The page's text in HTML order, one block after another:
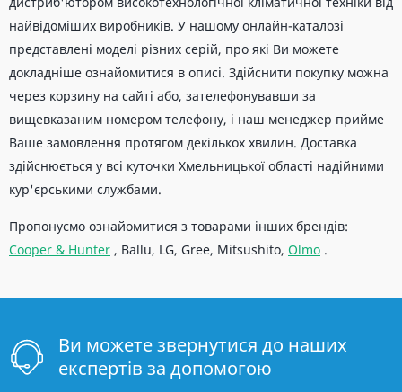
найвідоміших виробників. У нашому онлайн-каталозі
представлені моделі різних серій, про які Ви можете
докладніше ознайомитися в описі. Здійснити покупку можна
через корзину на сайті або, зателефонувавши за
вищевказаним номером телефону, і наш менеджер прийме
Ваше замовлення протягом декількох хвилин. Доставка
здійснюється у всі куточки Хмельницької області надійними
кур'єрськими службами.
Пропонуємо ознайомитися з товарами інших брендів:
Cooper & Hunter , Ballu, LG, Gree, Mitsushito, Olmo .
Ви можете звернутися до наших
експертів за допомогою